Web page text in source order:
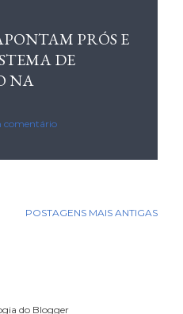
PRÓS E
DE
NA
comentário
POSTAGENS MAIS ANTIGAS
do Blogger